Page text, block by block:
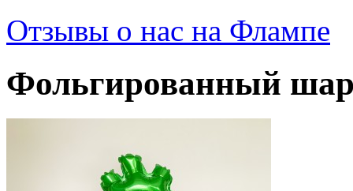
Отзывы о нас на Флампе
Фольгированный